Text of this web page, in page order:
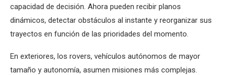
capacidad de decisión. Ahora pueden recibir planos
dinámicos, detectar obstáculos al instante y reorganizar sus
trayectos en función de las prioridades del momento.
En exteriores, los rovers, vehículos autónomos de mayor
tamaño y autonomía, asumen misiones más complejas.